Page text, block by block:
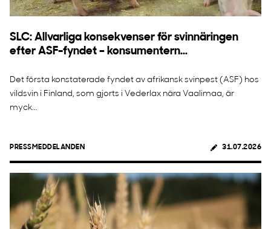
SLC: Allvarliga konsekvenser för svinnäringen
efter ASF-fyndet – konsumentern...
Det första konstaterade fyndet av afrikansk svinpest (ASF) hos
vildsvin i Finland, som gjorts i Vederlax nära Vaalimaa, är
myck...
PRESSMEDDELANDEN 31.07.2026